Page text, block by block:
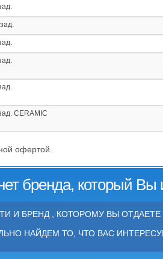
CERAMIC
офертой.
бренда, который Вы
И БРЕНД , КОТОРОМУ ВЫ ОТДАЕТЕ
НАЙДЕМ ТО, ЧТО ВАС